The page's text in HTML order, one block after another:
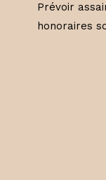
Prévoir
honoraires